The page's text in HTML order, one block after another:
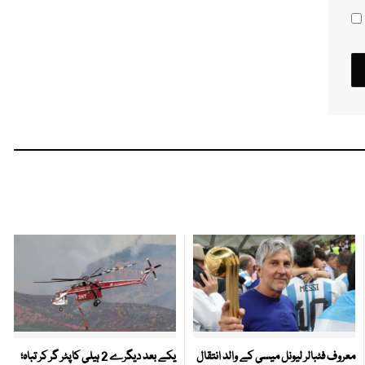
معروف فٹبالر لیونل میسی کے والد انتقال یکے بعد دیگرے 2 ہیلی کاپٹر گر کر تباہ؛